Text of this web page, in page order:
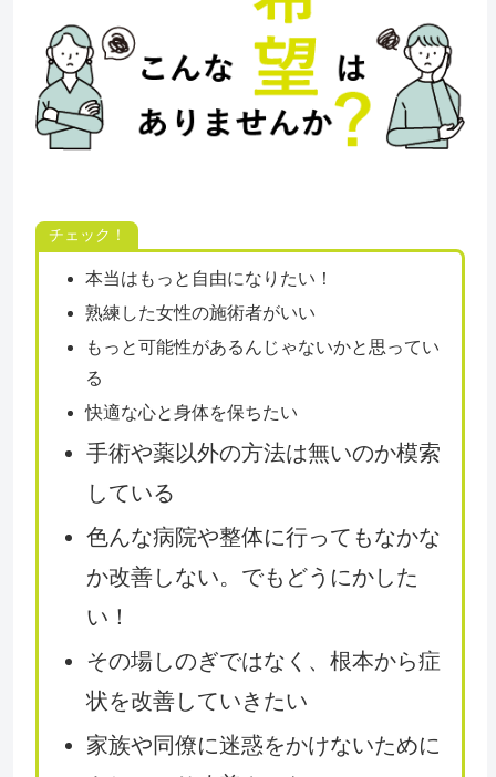
チェック！
本当はもっと自由になりたい！
熟練した女性の施術者がいい
もっと可能性があるんじゃないかと思ってい
る
快適な心と身体を保ちたい
手術や薬以外の方法は無いのか模索
している
色んな病院や整体に行ってもなかな
か改善しない。でもどうにかした
い！
その場しのぎではなく、根本から症
状を改善していきたい
家族や同僚に迷惑をかけないために